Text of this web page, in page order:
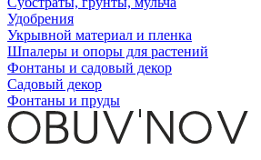
Удобрения
Укрывной материал и пленка
Шпалеры и опоры для растений
Фонтаны и садовый декор
Садовый декор
Фонтаны и пруды